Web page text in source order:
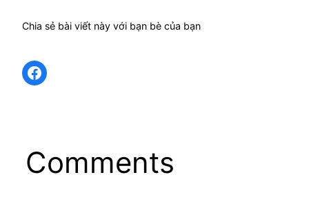
Chia sẻ bài viết này với bạn bè của bạn
Share on Facebook
Comments